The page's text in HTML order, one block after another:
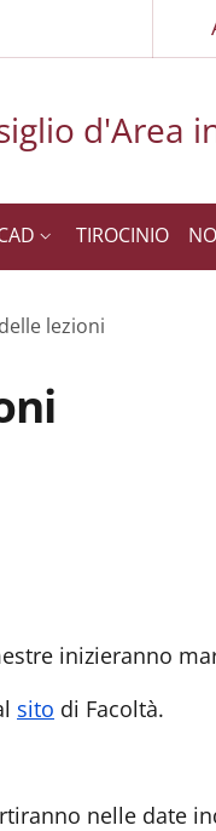
d'Area
TIROCINIO
lezioni
inizieranno
sito di Facoltà.
nelle date